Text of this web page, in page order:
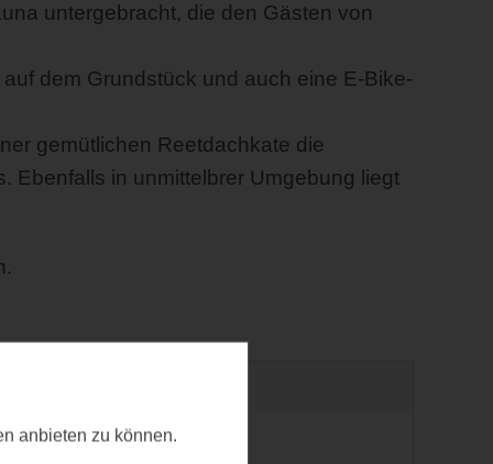
untergebracht, die den Gästen von
dem Grundstück und auch eine E-Bike-
gemütlichen Reetdachkate die
Ebenfalls in unmittelbrer Umgebung liegt
radfreundlich
anbieten zu können.